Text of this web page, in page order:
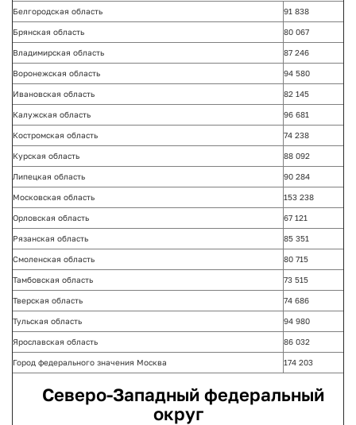
Белгородская область 91 838
Брянская область 80 067
Владимирская область 87 246
Воронежская область 94 580
Ивановская область 82 145
Калужская область 96 681
Костромская область 74 238
Курская область 88 092
Липецкая область 90 284
Московская область 153 238
Орловская область 67 121
Рязанская область 85 351
Смоленская область 80 715
Тамбовская область 73 515
Тверская область 74 686
Тульская область 94 980
Ярославская область 86 032
Город федерального значения Москва 174 203
Северо-Западный федеральный
округ